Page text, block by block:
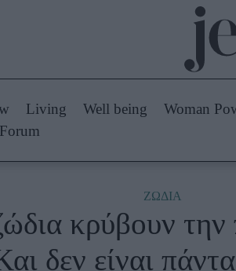
Styling Tips
Fashion News
Πρόσωπα
Living Well being Woman
ΖΩΔΙΑ
κρύβουν την
δεν είναι